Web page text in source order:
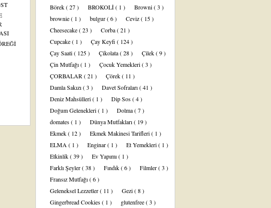
Börek( 27 ) BROKOLİ( 1 ) Browni( 3 )
brownie( 1 ) bulgur( 6 ) Ceviz( 15 )
Cheesecake( 23 ) Corba( 21 )
Cupcake( 1 ) Çay Keyfi ( 124 )
Çay Saati( 125 ) Çikolata( 28 ) Çilek( 9 )
Çin Mutfağı( 1 ) Çocuk Yemekleri( 3 )
ÇORBALAR ( 21 ) Çörek( 11 )
Damla Sakızı( 3 ) Davet Sofraları( 41 )
Deniz Mahsülleri( 1 ) Dip Sos( 4 )
Doğum Gelenekleri( 1 ) Dolma( 7 )
domates( 1 ) Dünya Mutfakları( 19 )
Ekmek( 12 ) Ekmek Makinesi Tarifleri( 1 )
ELMA ( 1 ) Enginar( 1 ) Et Yemekleri( 1 )
Etkinlik( 39 ) Ev Yapımı( 1 )
Farklı Şeyler( 38 ) Fındık( 6 ) Filmler( 3 )
Fransız Mutfağı( 6 )
Geleneksel Lezzetler( 11 ) Gezi( 8 )
Gingerbread Cookies( 1 ) glutenfree( 3 )